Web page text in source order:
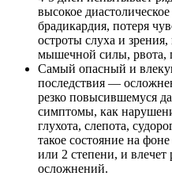
высокое
брадикардия, потеря
остроты слуха и
мышечной силы, рвота,
Самый опасный и
последствия —
резко повысившемуся
симптомы, как
глухота, слепота,
такое состояние на
или 2 степени, и
осложнений.